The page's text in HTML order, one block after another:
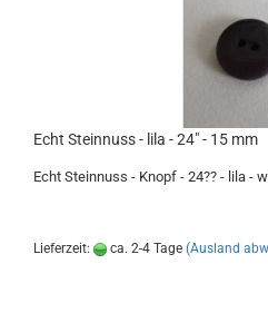
Echt Steinnuss - lila - 24" - 15 mm
Echt Steinnuss - Knopf - 24?? - lila -
Lieferzeit: ca. 2-4 Tage (Ausland